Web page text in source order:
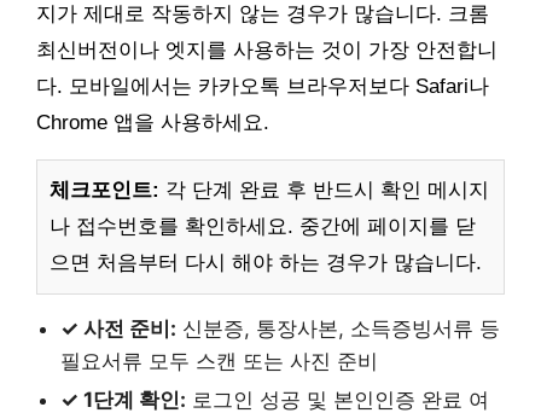
지가 제대로 작동하지 않는 경우가 많습니다. 크롬
최신버전이나 엣지를 사용하는 것이 가장 안전합니
다. 모바일에서는 카카오톡 브라우저보다 Safari나
Chrome 앱을 사용하세요.
체크포인트: 각 단계 완료 후 반드시 확인 메시지
나 접수번호를 확인하세요. 중간에 페이지를 닫
으면 처음부터 다시 해야 하는 경우가 많습니다.
✓ 사전 준비: 신분증, 통장사본, 소득증빙서류 등
필요서류 모두 스캔 또는 사진 준비
✓ 1단계 확인: 로그인 성공 및 본인인증 완료 여